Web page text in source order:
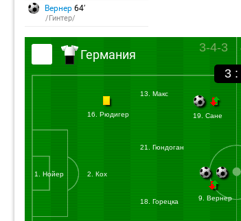
Вернер 64′
/Гинтер/
3 :
Германия 3-4-3
1. Нойер
16. Рюдигер
13. Макс
2. Кох
21. Гюндоган
19. Сане
18. Горецка 9. Вернер